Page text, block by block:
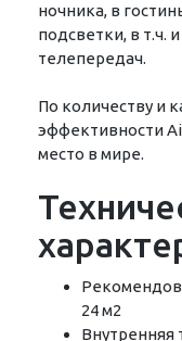
ночника, в
подсветки, в т.ч.
телепередач.
По количеству и
эффективности
место в мире.
24 м2
Внутренняя